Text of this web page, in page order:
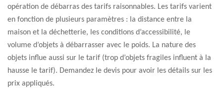
opération de débarras des tarifs raisonnables. Les tarifs varient
en fonction de plusieurs paramètres : la distance entre la
maison et la déchetterie, les conditions d’accessibilité, le
volume d’objets à débarrasser avec le poids. La nature des
objets influe aussi sur le tarif (trop d’objets fragiles influent à la
hausse le tarif). Demandez le devis pour avoir les détails sur les
prix appliqués.